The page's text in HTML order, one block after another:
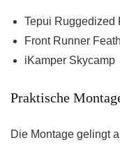
Tepui Ruggedized
Front Runner
iKamper Skycamp
Praktische
Die Montage gelingt